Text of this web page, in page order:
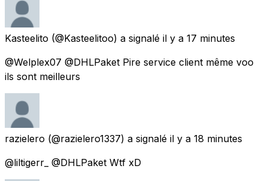
Kasteelito (@Kasteelitoo) a signalé il y a 17 minutes
@Welplex07 @DHLPaket Pire service client même voo
ils sont meilleurs
razielero (@razielero1337) a signalé il y a 18 minutes
@liltigerr_ @DHLPaket Wtf xD